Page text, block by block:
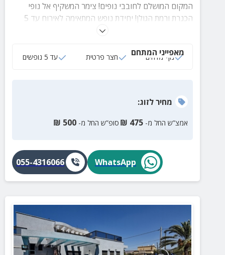
המקום המושלם לחובבי נופים! צימר המשקיף אל נופי
הכנרת ורמת הגולן! יחידת נופש המתאימה לאירוח עד 5
נפשות, סלון, חדר שינה, מטבח מאובזר, חצר פרטית ועוד.
מאפייני המתחם
נוף מדהים חצר פרטית עד 5 נופשים
מחירלזוג:
אמצ”ש החל מ- 475
₪ סופ”ש החל מ- 500
₪
WhatsApp
055-4316066